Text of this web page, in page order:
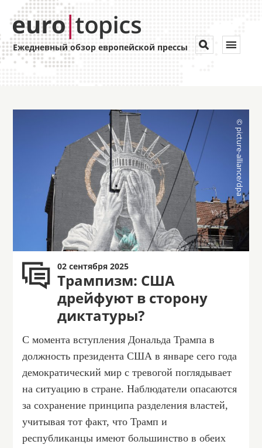
Ежедневный обзор европейской прессы Toggle


02 сентября 2025
Трампизм: США
дрейфуют в сторону
диктатуры?
С момента вступления Дональда Трампа в
должность президента США в январе сего года
демократический мир с тревогой поглядывает
на ситуацию в стране. Наблюдатели опасаются
за сохранение принципа разделения властей,
учитывая тот факт, что Трамп и
республиканцы имеют большинство в обеих